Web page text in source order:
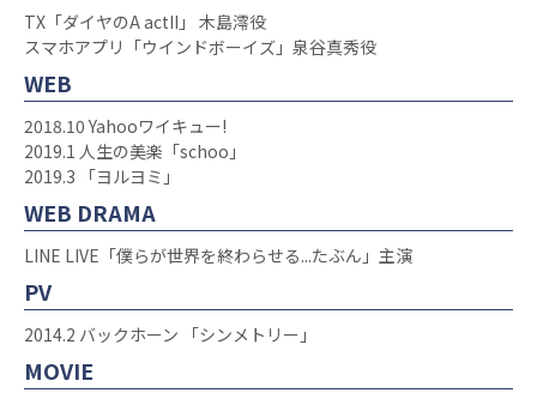
TX「ダイヤのA actII」 木島澪役
スマホアプリ「ウインドボーイズ」泉谷真秀役
WEB
2018.10 Yahooワイキュー!
2019.1 人生の美楽「schoo」
2019.3 「ヨルヨミ」
WEB DRAMA
LINE LIVE「僕らが世界を終わらせる...たぶん」主演
PV
2014.2 バックホーン 「シンメトリー」
MOVIE